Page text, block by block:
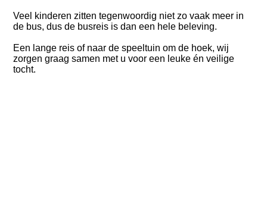
Veel kinderen zitten tegenwoordig niet zo vaak meer in
de bus, dus de busreis is dan een hele beleving.
Een lange reis of naar de speeltuin om de hoek, wij
zorgen graag samen met u voor een leuke én veilige
tocht.